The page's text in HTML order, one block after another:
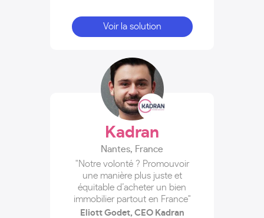
Voir la solution
Kadran
Nantes, France
"Notre volonté ? Promouvoir
une manière plus juste et
équitable d’acheter un bien
immobilier partout en France"
Eliott Godet, CEO Kadran